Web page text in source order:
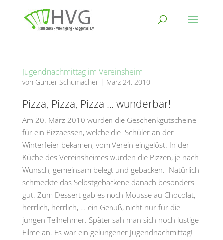
Jugendnachmittag im Vereinsheim
von Günter Schumacher| März 24, 2010
Pizza, Pizza, Pizza … wunderbar!
Am 20. März 2010 wurden die Geschenkgutscheine
für ein Pizzaessen, welche die Schüler an der
Winterfeier bekamen, vom Verein eingelöst. In der
Küche des Vereinsheimes wurden die Pizzen, je nach
Wunsch, gemeinsam belegt und gebacken. Natürlich
schmeckte das Selbstgebackene danach besonders
gut. Zum Dessert gab es noch Mousse au Chocolat,
herrlich, herrlich, … ein Genuß, nicht nur für die
jungen Teilnehmer. Später sah man sich noch lustige
Filme an. Es war ein gelungener Jugendnachmittag!